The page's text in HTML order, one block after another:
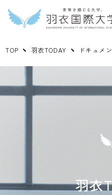
TOP 羽衣TODAY ドキュメンタリ
羽衣